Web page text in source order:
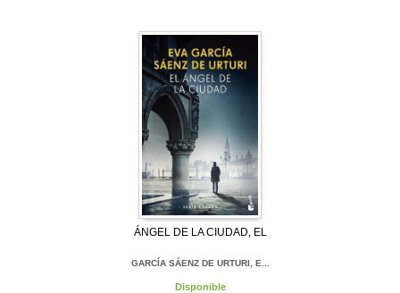
ÁNGEL DE LA CIUDAD, EL
GARCÍA SÁENZ DE URTURI, E...
Disponible